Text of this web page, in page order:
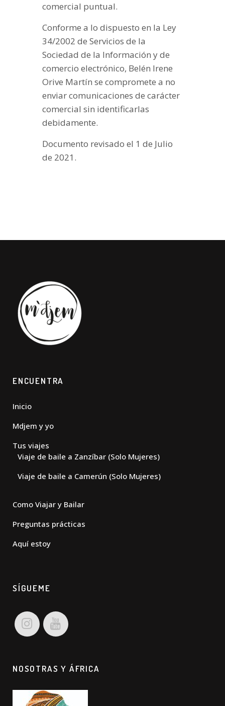
comercial puntual.
Conforme a lo dispuesto en la Ley
34/2002 de Servicios de la
Sociedad de la Información y de
comercio electrónico, Belén Irene
Orive Martín se compromete a no
enviar comunicaciones de carácter
comercial sin identificarlas
debidamente.
Documento revisado el 1 de Julio
de 2021.
ENCUENTRA
Inicio
Mdjem y yo
Tus viajes
Viaje de baile a Zanzíbar (Solo Mujeres)
Viaje de baile a Camerún (Solo Mujeres)
Como Viajar y Bailar
Preguntas prácticas
Aquí estoy
SÍGUEME
NOSOTRAS Y ÁFRICA